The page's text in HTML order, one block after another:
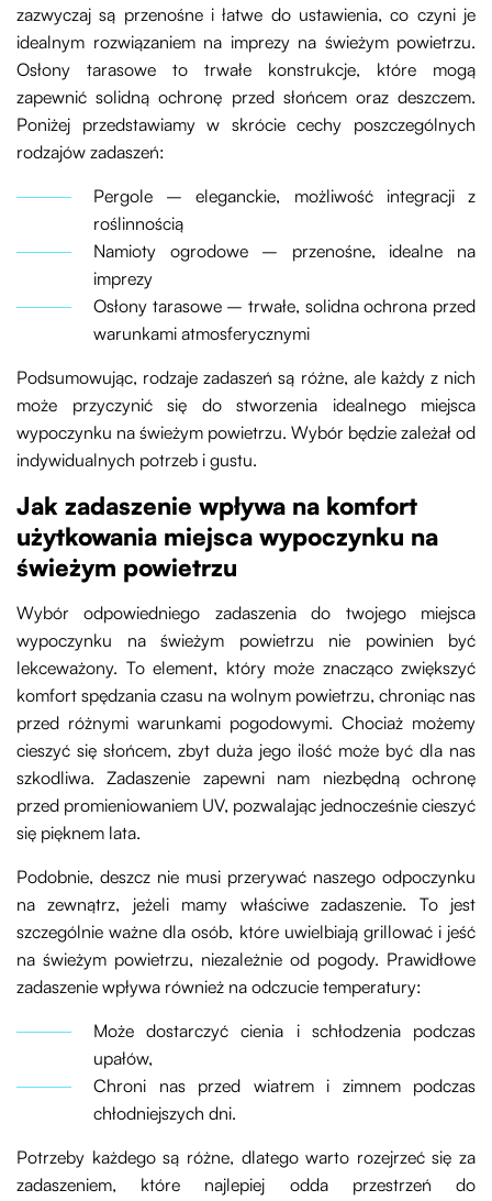
zazwyczaj są przenośne i łatwe do ustawienia, co czyni je
idealnym rozwiązaniem na imprezy na świeżym powietrzu.
Osłony tarasowe to trwałe konstrukcje, które mogą
zapewnić solidną ochronę przed słońcem oraz deszczem.
Poniżej przedstawiamy w skrócie cechy poszczególnych
rodzajów zadaszeń:
Pergole – eleganckie, możliwość integracji z
roślinnością
Namioty ogrodowe – przenośne, idealne na
imprezy
Osłony tarasowe – trwałe, solidna ochrona przed
warunkami atmosferycznymi
Podsumowując, rodzaje zadaszeń są różne, ale każdy z nich
może przyczynić się do stworzenia idealnego miejsca
wypoczynku na świeżym powietrzu. Wybór będzie zależał od
indywidualnych potrzeb i gustu.
Jak zadaszenie wpływa na komfort
użytkowania miejsca wypoczynku na
świeżym powietrzu
Wybór odpowiedniego zadaszenia do twojego miejsca
wypoczynku na świeżym powietrzu nie powinien być
lekceważony. To element, który może znacząco zwiększyć
komfort spędzania czasu na wolnym powietrzu, chroniąc nas
przed różnymi warunkami pogodowymi. Chociaż możemy
cieszyć się słońcem, zbyt duża jego ilość może być dla nas
szkodliwa. Zadaszenie zapewni nam niezbędną ochronę
przed promieniowaniem UV, pozwalając jednocześnie cieszyć
się pięknem lata.
Podobnie, deszcz nie musi przerywać naszego odpoczynku
na zewnątrz, jeżeli mamy właściwe zadaszenie. To jest
szczególnie ważne dla osób, które uwielbiają grillować i jeść
na świeżym powietrzu, niezależnie od pogody. Prawidłowe
zadaszenie wpływa również na odczucie temperatury:
Może dostarczyć cienia i schłodzenia podczas
upałów,
Chroni nas przed wiatrem i zimnem podczas
chłodniejszych dni.
Potrzeby każdego są różne, dlatego warto rozejrzeć się za
zadaszeniem, które najlepiej odda przestrzeń do